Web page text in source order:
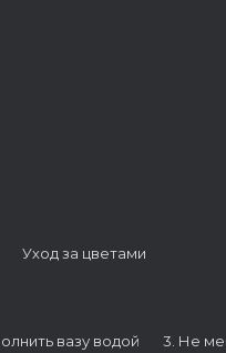
Уход за цветами
вазу водой
3. Не